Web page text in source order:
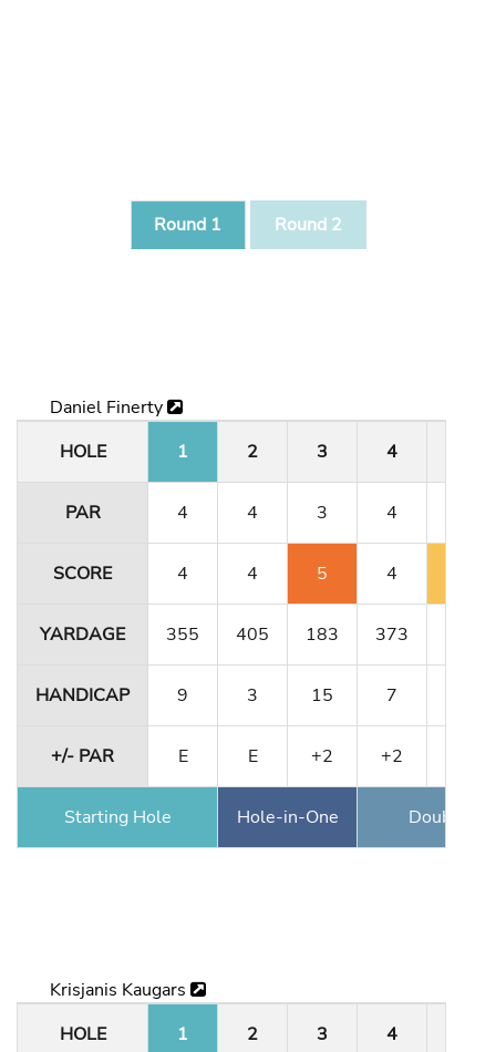
Round 1 Round 2
Daniel Finerty
HOLE
1 2 3 4
PAR 4 4 3 4
SCORE 4 4 5 4
YARDAGE 355 405 183 373
HANDICAP 9 3 15 7
+/- PAR E E +2 +2
Starting Hole Hole-in-One Double
Krisjanis Kaugars
HOLE
1 2 3 4